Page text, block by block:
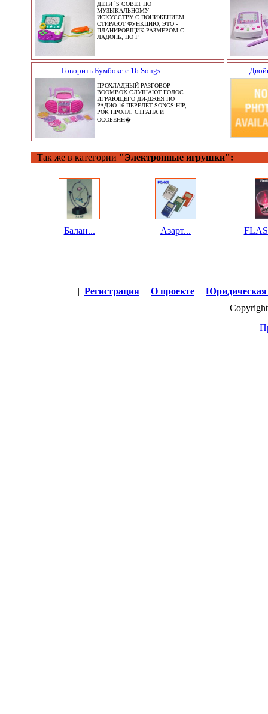
ДЕТИ `S СОВЕТ ПО
МУЗЫКАЛЬНОМУ
ИСКУССТВУ С ПОНИЖЕНИЕМ
СТИРАЮТ ФУНКЦИЮ, ЭТО -
ПЛАНИРОВЩИК РАЗМЕРОМ С
ЛАДОНЬ, НО Р
Говорить Бумбокс с 16 Songs
ПРОХЛАДНЫЙ РАЗГОВОР
BOOMBOX СЛУШАЮТ ГОЛОС
ИГРАЮЩЕГО ДИ-ДЖЕЯ ПО
РАДИО 16 ПЕРЕЛЕТ SONGS:HIP,
РОК НРОЛЛ, СТРАНА И
ОСОБЕНН�
Так же в категории "Электронные игрушки":
Балан... Азарт...
| Регистрация | О проекте |